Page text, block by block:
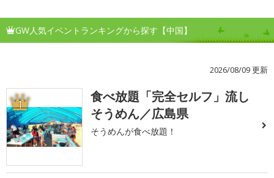
GW人気イベントランキングから探す【中国】
2026/08/09 更新
1
食べ放題「完全セルフ」流し
そうめん／広島県
そうめんが食べ放題！